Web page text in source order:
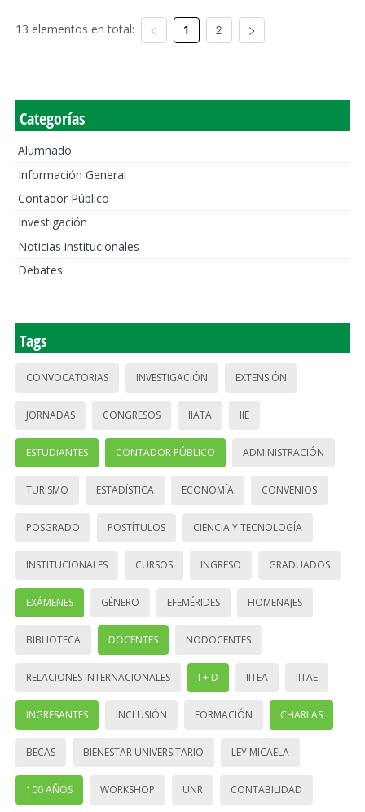
13 elementos en total: 1 2
Categorías
Alumnado
Información General
Contador Público
Investigación
Noticias institucionales
Debates
Tags
CONVOCATORIAS INVESTIGACIÓN EXTENSIÓN
JORNADAS CONGRESOS IIATA IIE
ESTUDIANTES CONTADOR PÚBLICO ADMINISTRACIÓN
TURISMO ESTADÍSTICA ECONOMÍA CONVENIOS
POSGRADO POSTÍTULOS CIENCIA Y TECNOLOGÍA
INSTITUCIONALES CURSOS INGRESO GRADUADOS
EXÁMENES GÉNERO EFEMÉRIDES HOMENAJES
BIBLIOTECA DOCENTES NODOCENTES
RELACIONES INTERNACIONALES I + D IITEA IITAE
INGRESANTES INCLUSIÓN FORMACIÓN CHARLAS
BECAS BIENESTAR UNIVERSITARIO LEY MICAELA
100 AÑOS WORKSHOP UNR CONTABILIDAD